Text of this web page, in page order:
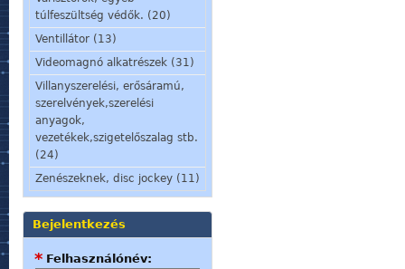
túlfeszültség védők. (20)
Ventillátor (13)
Videomagnó alkatrészek (31)
Villanyszerelési, erősáramú,
szerelvények,szerelési
anyagok,
vezetékek,szigetelőszalag stb.
(24)
Zenészeknek, disc jockey (11)
Bejelentkezés
Felhasználónév:
*